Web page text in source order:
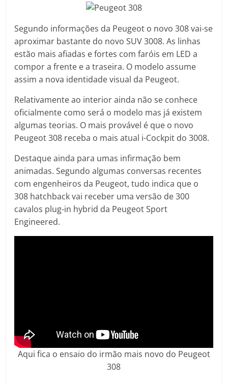
Segundo informações da Peugeot o novo 308 vai-se
aproximar bastante do novo SUV 3008. As linhas
estão mais afiadas e fortes com faróis em LED a
compor a frente e a traseira. O modelo assume
assim a nova identidade visual da Peugeot.
Relativamente ao interior ainda não se conhece
oficialmente como será o modelo mas já existem
algumas teorias. O mais provável é que o novo
Peugeot 308 receba o mais atual i-Cockpit do 3008.
Destaque ainda para umas infirmação bem
animadas. Segundo algumas conversas recentes
com engenheiros da Peugeot, tudo indica que o
308 hatchback vai receber uma versão de 300
cavalos plug-in hybrid da Peugeot Sport
Engineered.
Aqui fica o ensaio do irmão mais novo do Peugeot
308